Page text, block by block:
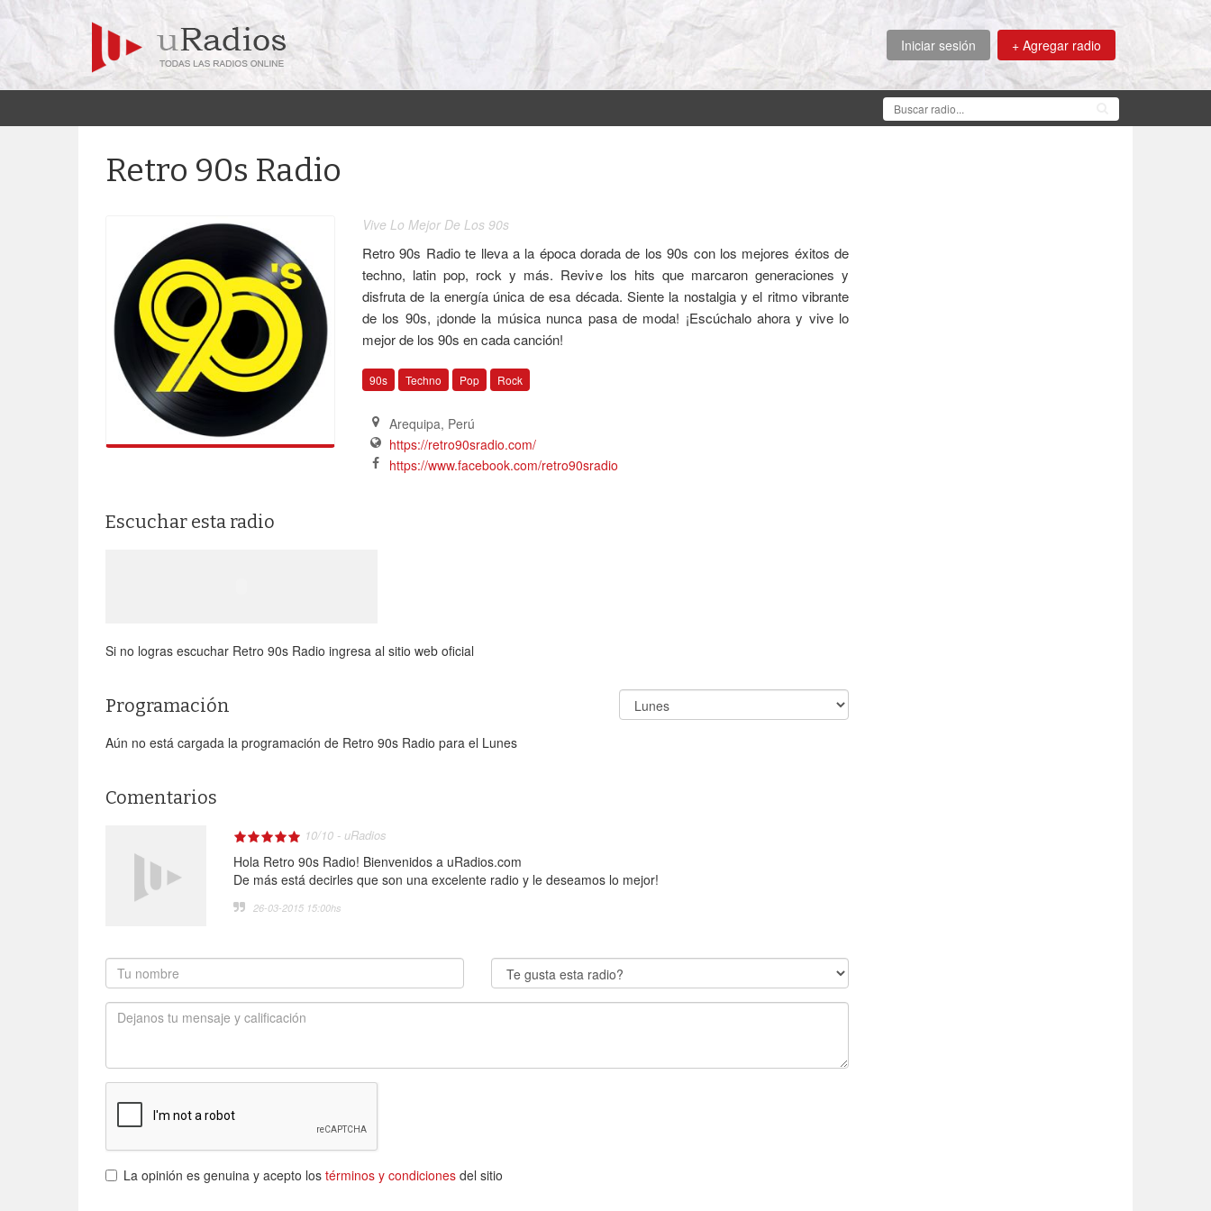
Iniciar sesión + Agregar radio
Retro 90s Radio
Vive Lo Mejor De Los 90s
Retro 90s Radio te lleva a la época dorada de los 90s con los mejores éxitos de
techno, latin pop, rock y más. Revive los hits que marcaron generaciones y
disfruta de la energía única de esa década. Siente la nostalgia y el ritmo vibrante
de los 90s, ¡donde la música nunca pasa de moda! ¡Escúchalo ahora y vive lo
mejor de los 90s en cada canción!
90s Techno Pop Rock
Arequipa, Perú
https://retro90sradio.com/
https://www.facebook.com/retro90sradio
Escuchar esta radio
Si no logras escuchar Retro 90s Radio ingresa al sitio web oficial
Programación
Aún no está cargada la programación de Retro 90s Radio para el Lunes
Comentarios
10/10 - uRadios
Hola Retro 90s Radio! Bienvenidos a uRadios.com
De más está decirles que son una excelente radio y le deseamos lo mejor!
26-03-2015 15:00hs
La opinión es genuina y acepto los términos y condiciones del sitio